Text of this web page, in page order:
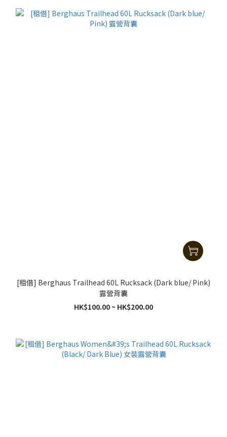
[租借] Berghaus Trailhead 60L Rucksack (Dark blue/ Pink)
露營背囊
HK$100.00 ~ HK$200.00